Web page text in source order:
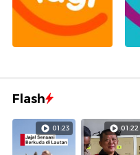
Flash
01:23 01:22